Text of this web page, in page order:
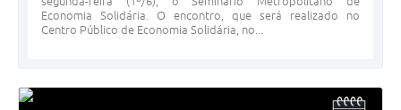
Economia Solidária. O encontro, que será realizado no
Centro Público de Economia Solidária, no...